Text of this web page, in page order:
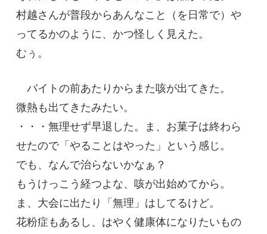
村越さんが普段からあんなこと（を日常で）や
ってるかのように、かつ怪しく見えた。
むぅ。
バイトの前あたりからまた咳が出てきた。
微熱も出てきたみたい。
・・・無理せず早退した。ま、お菓子は終わら
せたので「やることはやった」という感じ。
でも、なんで治らないかなぁ？
もうけっこう経つよな、咳が出始めてから。
ま、大会に出たり「無理」はしてるけど。
花粉症もあるし、はやく健康体になりたいもの